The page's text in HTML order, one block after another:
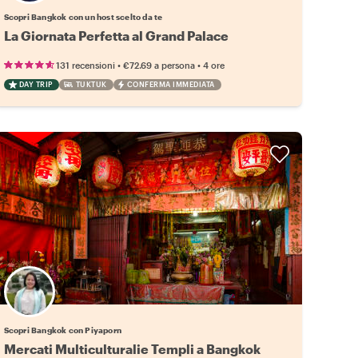
Scopri Bangkok con un host scelto da te
La Giornata Perfetta al Grand Palace
131 recensioni• €72.69 a persona• 4 ore
DAY TRIP TUKTUK CONFERMA IMMEDIATA
Scopri Bangkok con Piyaporn
Mercati Multiculturalie Templi a Bangkok